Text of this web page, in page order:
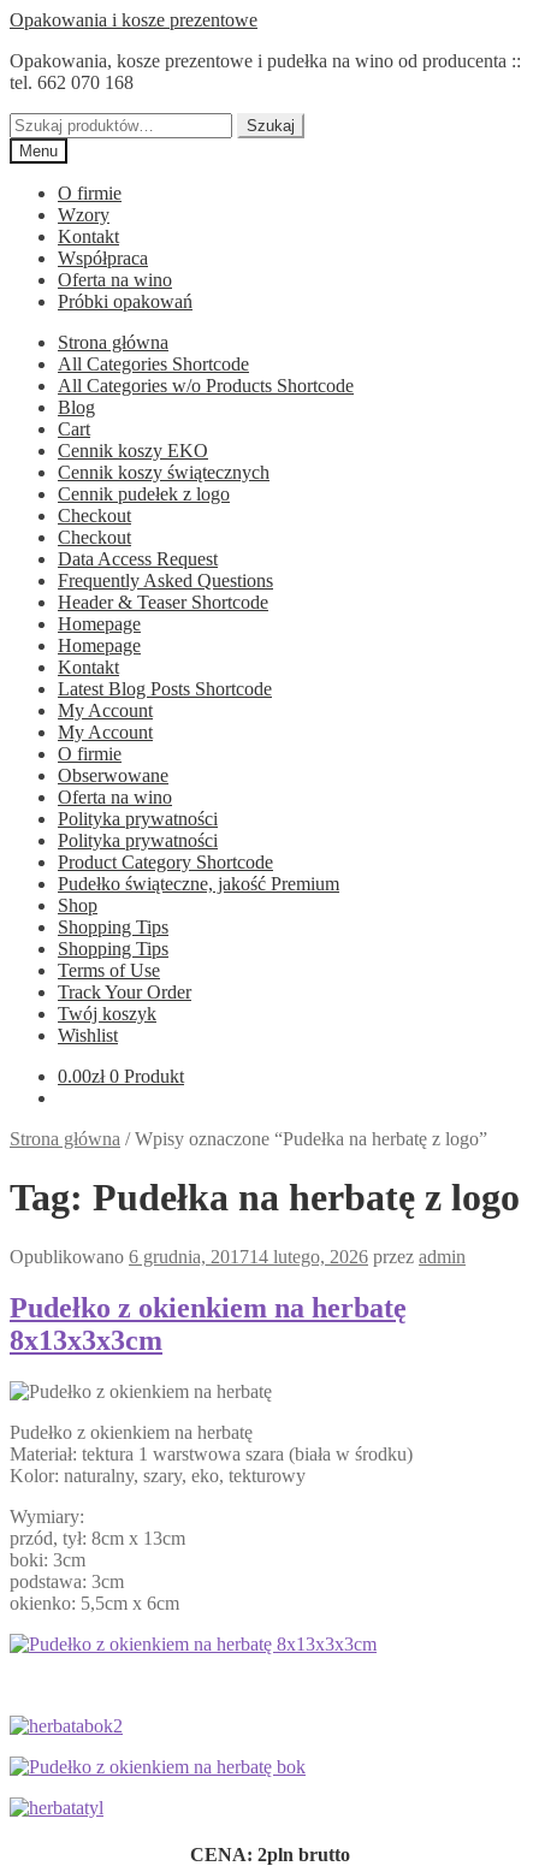
Przejdź
nawigacji
Przejdź
treści
Opakowania i kosze prezentowe
Opakowania, kosze prezentowe i pudełka na wino od producenta ::
tel. 662 070 168
Szukaj:
Szukaj
Menu
O firmie
Wzory
Kontakt
Współpraca
Oferta na wino
Próbki opakowań
Strona główna
All Categories Shortcode
All Categories w/o Products Shortcode
Blog
Cart
Cennik koszy EKO
Cennik koszy świątecznych
Cennik pudełek z logo
Checkout
Checkout
Data Access Request
Frequently Asked Questions
Header & Teaser Shortcode
Homepage
Homepage
Kontakt
Latest Blog Posts Shortcode
My Account
My Account
O firmie
Obserwowane
Oferta na wino
Polityka prywatności
Polityka prywatności
Product Category Shortcode
Pudełko świąteczne, jakość Premium
Shop
Shopping Tips
Shopping Tips
Terms of Use
Track Your Order
Twój koszyk
Wishlist
0.00zł 0 Produkt
Strona główna /Wpisy oznaczone “Pudełka na herbatę z logo”
Tag: Pudełka na herbatę z logo
Opublikowano 6 grudnia, 201714 lutego, 2026 przez admin
Pudełko z okienkiem na herbatę
8x13x3x3cm
Pudełko z okienkiem na herbatę
Materiał: tektura 1 warstwowa szara (biała w środku)
Kolor: naturalny, szary, eko, tekturowy
Wymiary:
przód, tył: 8cm x 13cm
boki: 3cm
podstawa: 3cm
okienko: 5,5cm x 6cm
CENA: 2pln brutto